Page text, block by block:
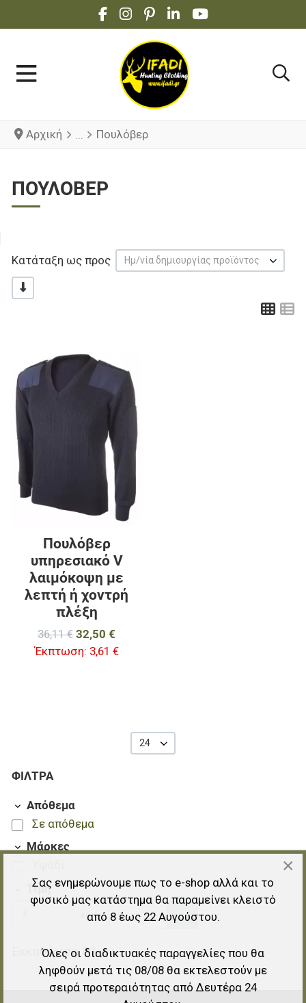
FACEBOOK SOCIAL LINK
INSTAGRAM SOCIAL LINK
PINTEREST SOCIAL LINK
LINKEDIN SOCIAL LINK
YOUTUBE SOCIAL
Αρχική Πουλόβερ
ΦΊΛΤΡΑ
Απόθεμα
Σε απόθεμα
Μάρκες
Τιμή
εώς
Εκκαθάριση Όλων
ΠΟΥΛΌΒΕΡ
Κατάταξη ως προς Ημ/νία δημιουργίας προϊόντος
-/+
Πουλόβερ
υπηρεσιακό V
λαιμόκοψη με
λεπτή ή χοντρή
πλέξη
36,11 € 32,50 €
Έκπτωση: 3,61 €
24
×
Σας ενημερώνουμε πως το e-shop αλλά και το
φυσικό μας κατάστημα θα παραμείνει κλειστό
από 8 έως 22 Αυγούστου.
Όλες οι διαδικτυακές παραγγελίες που θα
ληφθούν μετά τις 08/08 θα εκτελεστούν με
σειρά προτεραιότητας από Δευτέρα 24